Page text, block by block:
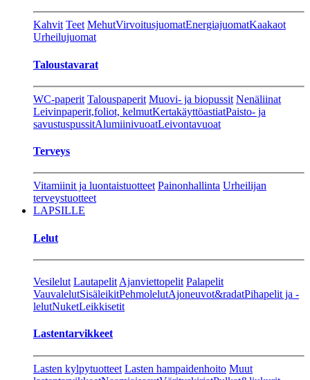
Kahvit Teet MehutVirvoitusjuomatEnergiajuomatKaakaot
Urheilujuomat
Taloustavarat
WC-paperit Talouspaperit Muovi- ja biopussit Nenäliinat
Leivinpaperit,foliot, kelmutKertakäyttöastiatPaisto- ja
savustuspussitAlumiinivuoatLeivontavuoat
Terveys
Vitamiinit ja luontaistuotteet Painonhallinta Urheilijan
terveystuotteet
LAPSILLE
Lelut
Vesilelut Lautapelit Ajanviettopelit Palapelit
VauvalelutSisäleikitPehmolelutAjoneuvot&radatPihapelit ja -
lelutNuketLeikkisetit
Lastentarvikkeet
Lasten kylpytuotteet Lasten hampaidenhoito Muut